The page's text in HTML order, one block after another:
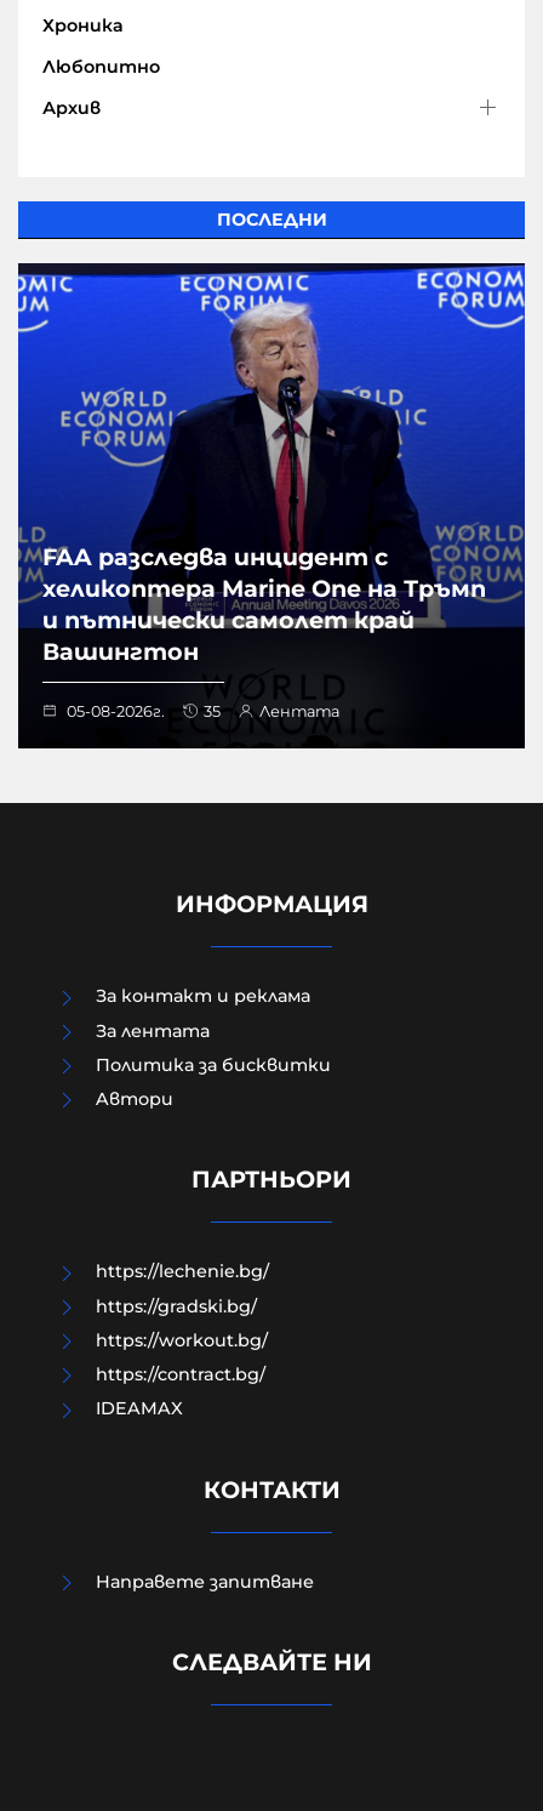
Хроника
Любопитно
Архив
ПОСЛЕДНИ
FAA разследва инцидент с
хеликоптера Marine One на Тръмп
и пътнически самолет край
Вашингтон
05-08-2026г. 35 Лентата
ПРЕД НАС СА БЛЕСНАЛИ ЖИТАТА
центъра на Лондон, задържана е
ИНФОРМАЦИЯ
За контакт и реклама
За лентата
Политика за бисквитки
Aвтори
ПАРТНЬОРИ
https://lechenie.bg/
https://gradski.bg/
https://workout.bg/
https://contract.bg/
IDEAMAX
КОНТАКТИ
Направете запитване
СЛЕДВАЙТЕ НИ